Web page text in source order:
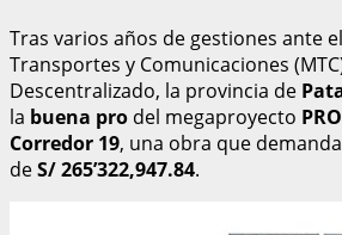
Tras varios años de gestiones ante
Transportes y Comunicaciones
Descentralizado, la provincia de
la buena pro del megaproyecto
Corredor 19, una obra que
deS/ 265’322,947.84.